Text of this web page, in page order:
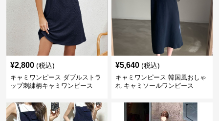
¥2,800 (税込)
キャミワンピース ダブルストラ
ップ刺繍柄キャミワンピース
¥5,640 (税込)
キャミワンピース 韓国風おしゃ
れ キャミソールワンピース